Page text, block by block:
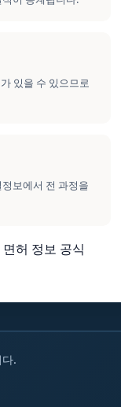
있을 수 있으므로
보에서 전 과정을
허 정보 공식
.